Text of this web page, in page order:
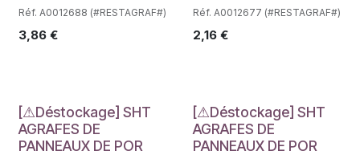
Réf. A0012688 (#RESTAGRAF#)
3,86 €
Réf. A0012677 (#RESTAGRAF#)
2,16€
Déstockage
[⚠Déstockage] SHT
AGRAFES DE
PANNEAUX DE POR
Déstockage
[⚠Déstockage] SHT
AGRAFES DE
PANNEAUX DE POR